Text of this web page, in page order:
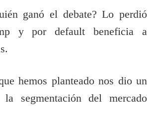
ganó el debate? Lo perdió
y por default beneficia a
hemos planteado nos dio un
la segmentación del mercado